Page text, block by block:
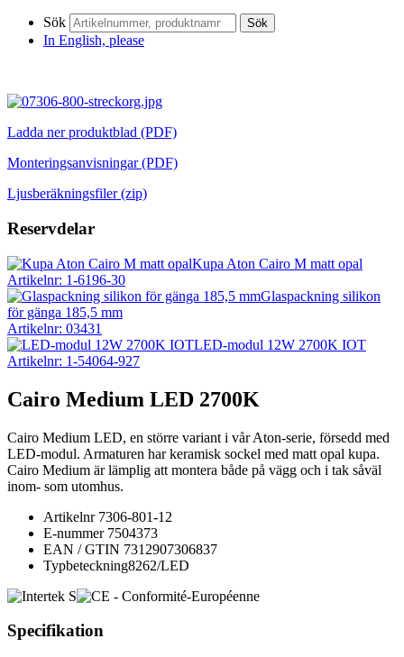
Sök Sök
In English, please
Ladda ner produktblad (PDF)
Monteringsanvisningar (PDF)
Ljusberäkningsfiler (zip)
Reservdelar
Kupa Aton Cairo M matt opal
Artikelnr: 1-6196-30
Glaspackning silikon
för gänga 185,5 mm
Artikelnr: 03431
LED-modul 12W 2700K IOT
Artikelnr: 1-54064-927
Cairo Medium LED 2700K
Cairo Medium LED, en större variant i vår Aton-serie, försedd med
LED-modul. Armaturen har keramisk sockel med matt opal kupa.
Cairo Medium är lämplig att montera både på vägg och i tak såväl
inom- som utomhus.
Artikelnr7306-801-12
E-nummer7504373
EAN / GTIN 7312907306837
Typbeteckning8262/LED
Specifikation